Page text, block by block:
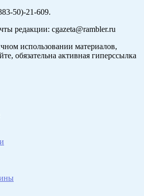
50)-21-609.
редакции: cgazeta@rambler.ru
использовании материалов,
обязательна активная гиперссылка